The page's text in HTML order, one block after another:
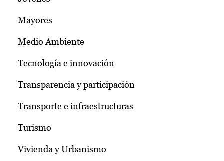
Mayores
Medio Ambiente
Tecnología e innovación
Transparencia y participación
Transporte e infraestructuras
Turismo
Vivienda y Urbanismo